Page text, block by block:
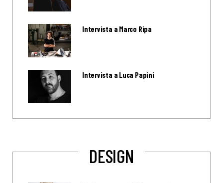
Intervista a Marco Ripa
Intervista a Luca Papini
DESIGN